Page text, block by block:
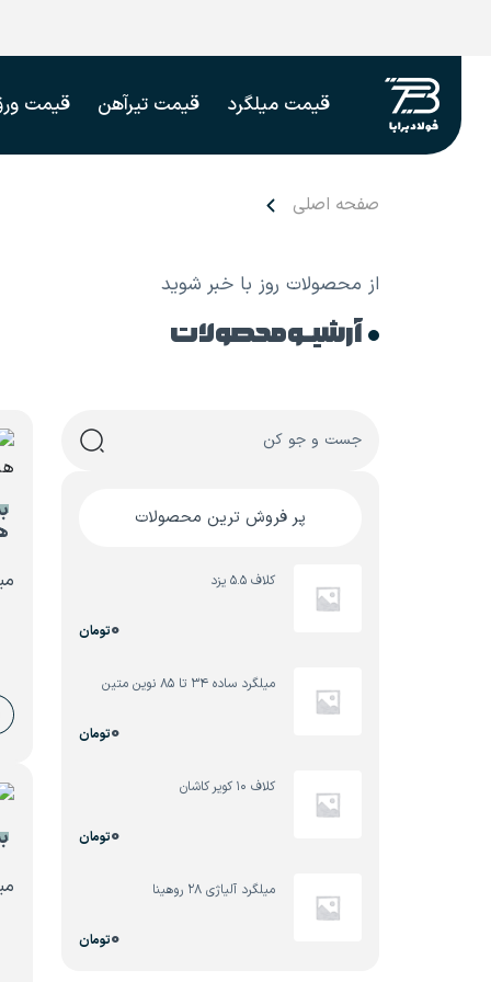
قیمت میلگرد قیمت تیرآهن قیمت
صفحه اصلی
از محصولات روز با خبر شوید
آرشیـو محصولات
پر فروش ترین محصولات
کلاف ۵.۵ یزد
0تومان
میلگرد ساده ۳۴ تا ۸۵ نوین متین
0تومان
کلاف ۱۰ کویر کاشان
0تومان
میلگرد آلیاژی ۲۸ روهینا
0تومان